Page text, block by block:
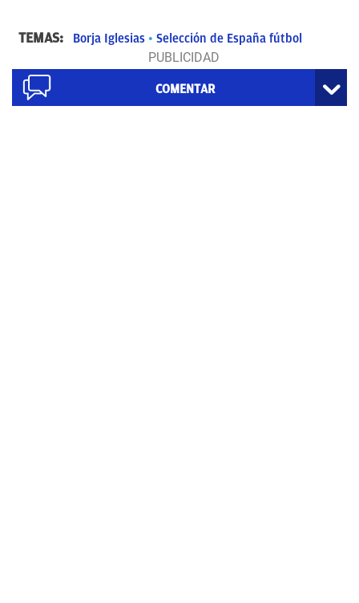
TEMAS: Borja Iglesias Selección de España fútbol
COMENTAR